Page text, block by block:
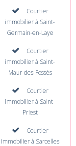
Courtier
immobilier à Saint-
Germain-en-Laye
Courtier
immobilier à Saint-
Maur-des-Fossés
Courtier
immobilier à Saint-
Priest
Courtier
immobilier à Sarcelles